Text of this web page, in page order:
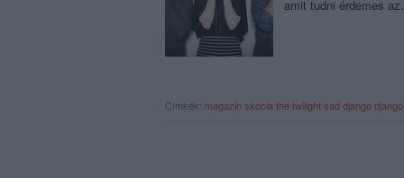
amit tudni érdemes
Címkék: magazin skócia the twilight saddjango django